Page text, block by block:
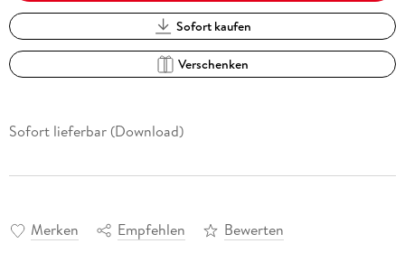
Sofort kaufen
Verschenken
Sofort lieferbar (Download)
Merken Empfehlen Bewerten